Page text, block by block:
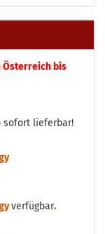
Österreich bis
sofort lieferbar!
verfügbar.